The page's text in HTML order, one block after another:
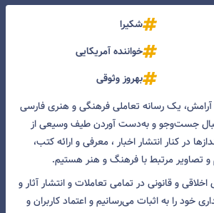
شکیرا
خواننده آمریکایی
بهروز وثوقی
آرامش، یک رسانه تعاملی فرهنگی و هنری فارسی
جست‌و‌جو و به‌دست آوردن طیف وسیعی از
در کنار انتشار اخبار ، معرفی و ارائه کتب،
و تصاویر مرتبط با فرهنگ و هنر هستیم.
اخلاقی و قانونی در تمامی تعاملات و انتشار آثار و
خود را به اثبات می‌رسانیم و اعتماد کاربران و